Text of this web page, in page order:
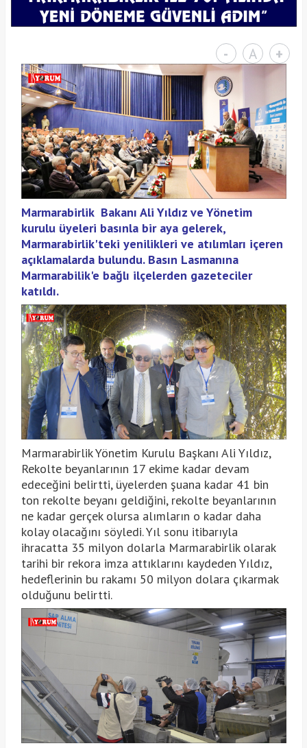
- A +
Marmarabirlik Bakanı Ali Yıldız ve Yönetim
kurulu üyeleri basınla bir aya gelerek,
Marmarabirlik'teki yenilikleri ve atılımları içeren
açıklamalarda bulundu. Basın Lasmanına
Marmarabilik'e bağlı ilçelerden gazeteciler
katıldı.
Marmarabirlik Yönetim Kurulu Başkanı Ali Yıldız,
Rekolte beyanlarının 17 ekime kadar devam
edeceğini belirtti, üyelerden şuana kadar 41 bin
ton rekolte beyanı geldiğini, rekolte beyanlarının
ne kadar gerçek olursa alımların o kadar daha
kolay olacağını söyledi. Yıl sonu itibarıyla
ihracatta 35 milyon dolarla Marmarabirlik olarak
tarihi bir rekora imza attıklarını kaydeden Yıldız,
hedeflerinin bu rakamı 50 milyon dolara çıkarmak
olduğunu belirtti.